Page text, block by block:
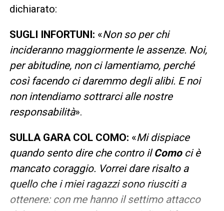
dichiarato:
SUGLI INFORTUNI: «Non so per chi
incideranno maggiormente le assenze. Noi,
per abitudine, non ci lamentiamo, perché
così facendo ci daremmo degli alibi. E noi
non intendiamo sottrarci alle nostre
responsabilità».
SULLA GARA COL COMO: «Mi dispiace
quando sento dire che contro ilComo ci è
mancato coraggio. Vorrei dare risalto a
quello che i miei ragazzi sono riusciti a
ottenere: con me hanno il settimo attacco